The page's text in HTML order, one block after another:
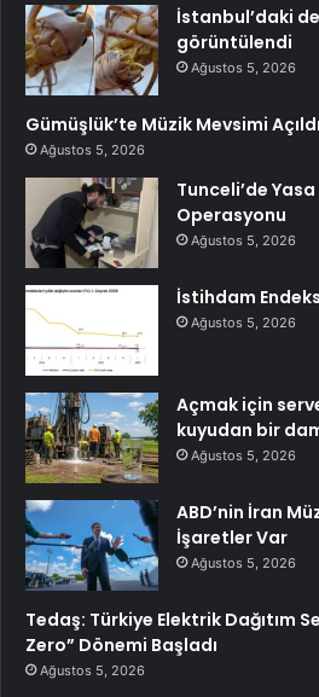
İstanbul’daki
görüntülendi
Ağustos 5, 2026
Gümüşlük’te Müzik Mevsimi Açıldı
Ağustos 5, 2026
Tunceli’de Yasa
Operasyonu
Ağustos 5, 2026
İstihdam
Ağustos 5, 2026
Açmak için
kuyudan bir
Ağustos 5, 2026
ABD’nin İran
İşaretler Var
Ağustos 5, 2026
Tedaş: Türkiye Elektrik Dağıtım
Zero” Dönemi Başladı
Ağustos 5, 2026